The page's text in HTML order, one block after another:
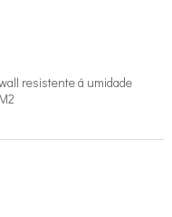
resistente á umidade